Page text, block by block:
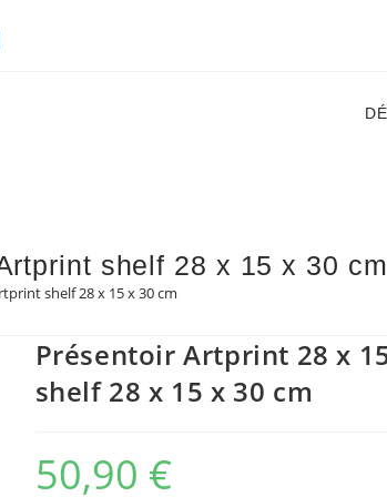
shelf 28 x 15 x 30 cm
shelf 28 x 15 x 30 cm
Présentoir Artprint 28 x
shelf 28 x 15 x 30 cm
50,90 €